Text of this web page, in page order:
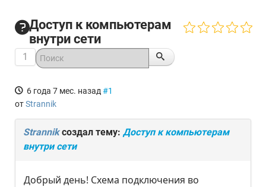
Доступ к компьютерам
внутри сети
1
6 года 7 мес. назад #1
отStrannik
Strannikсоздал тему: Доступ к компьютерам
внутри сети
Добрый день! Схема подключения во